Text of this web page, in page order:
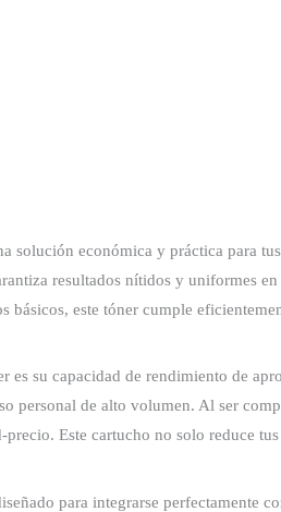
solución económica y práctica para
resultados nítidos y uniformes
básicos, este tóner cumple
es su capacidad de rendimiento de
personal de alto volumen. Al ser
Este cartucho no solo reduce
para integrarse perfectamente